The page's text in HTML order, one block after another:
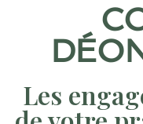
Les